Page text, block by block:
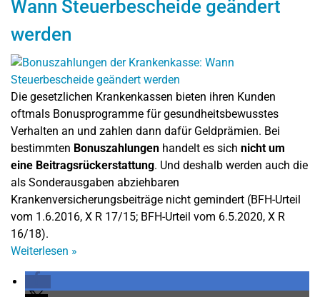
Wann Steuerbescheide geändert
werden
Die gesetzlichen Krankenkassen bieten ihren Kunden
oftmals Bonusprogramme für gesundheitsbewusstes
Verhalten an und zahlen dann dafür Geldprämien. Bei
bestimmten Bonuszahlungen handelt es sich nicht um
eine Beitragsrückerstattung. Und deshalb werden auch die
als Sonderausgaben abziehbaren
Krankenversicherungsbeiträge nicht gemindert (BFH-Urteil
vom 1.6.2016, X R 17/15; BFH-Urteil vom 6.5.2020, X R
16/18).
Weiterlesen »